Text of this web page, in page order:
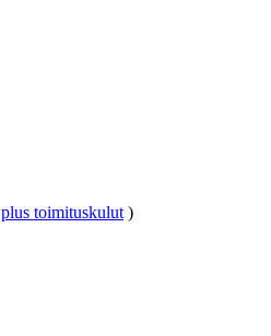
plus toimituskulut )